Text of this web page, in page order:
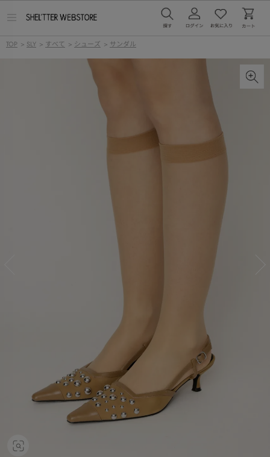
ー
TOP > SLY > すべて > シューズ > サンダル